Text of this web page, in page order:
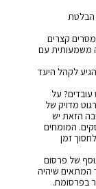
הבלטת
קצרים
משמעותית עם
לקהל היעד
על
מדויק של
הזאת יש
המומחים
זמן
של פרסום
המתאים שיהיה
בפרסומת.